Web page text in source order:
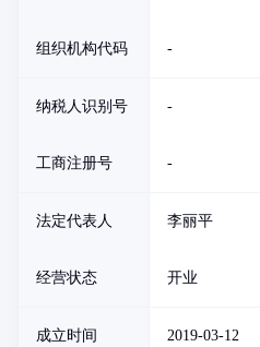
组织机构代码 -
纳税人识别号 -
工商注册号 -
法定代表人 李丽平
经营状态 开业
成立时间 2019-03-12